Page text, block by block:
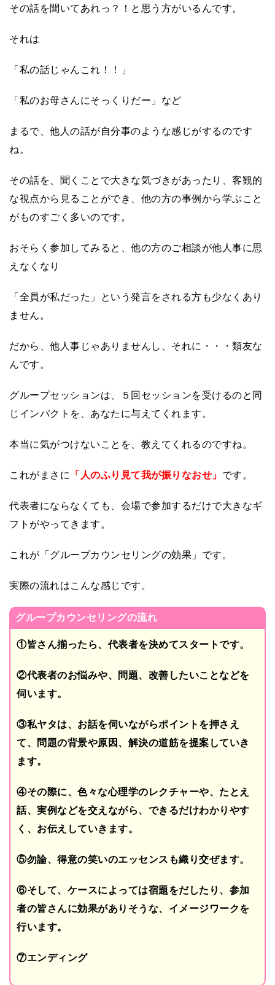
その話を聞いてあれっ？！と思う方がいるんです。
それは
「私の話じゃんこれ！！」
「私のお母さんにそっくりだー」など
まるで、他人の話が自分事のような感じがするのです
ね。
その話を、聞くことで大きな気づきがあったり、客観的
な視点から見ることができ、他の方の事例から学ぶこと
がものすごく多いのです。
おそらく参加してみると、他の方のご相談が他人事に思
えなくなり
「全員が私だった」という発言をされる方も少なくあり
ません。
だから、他人事じゃありませんし、それに・・・類友な
んです。
グループセッションは、５回セッションを受けるのと同
じインパクトを、あなたに与えてくれます。
本当に気がつけないことを、教えてくれるのですね。
これがまさに 「人のふり見て我が振りなおせ」 です。
代表者にならなくても、会場で参加するだけで大きなギ
フトがやってきます。
これが「グループカウンセリングの効果」です。
実際の流れはこんな感じです。
グループカウンセリングの流れ
①皆さん揃ったら、代表者を決めてスタートです。
②代表者のお悩みや、問題、改善したいことなどを
伺います。
③私ヤタは、お話を伺いながらポイントを押さえ
て、問題の背景や原因、解決の道筋を提案していき
ます。
④その際に、色々な心理学のレクチャーや、たとえ
話、実例などを交えながら、できるだけわかりやす
く、お伝えしていきます。
⑤勿論、得意の笑いのエッセンスも織り交ぜます。
⑥そして、ケースによっては宿題をだしたり、参加
者の皆さんに効果がありそうな、イメージワークを
行います。
⑦エンディング